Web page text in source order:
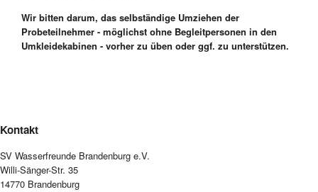
Wir bitten darum, das selbständige Umziehen der
Probeteilnehmer - möglichst ohne Begleitpersonen in den
Umkleidekabinen - vorher zu üben oder ggf. zu unterstützen.
Kontakt
SV Wasserfreunde Brandenburg e.V.
Willi-Sänger-Str. 35
14770 Brandenburg